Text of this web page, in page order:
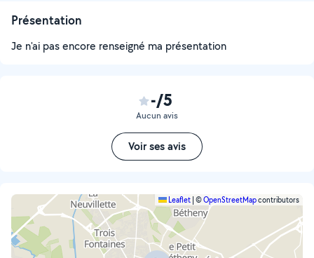
Présentation
Je n'ai pas encore renseigné ma présentation
-/5
Aucun avis
Voir ses avis
Leaflet ©OpenStreetMapcontributors